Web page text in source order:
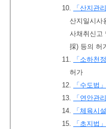
10.
「산지관
산지일시사
사채취신고
採) 등의 허
11.
「소하천
허가
12.
「수도법」
13.
「연안관
14.
「체육시
15.
「초지법」